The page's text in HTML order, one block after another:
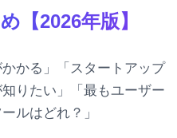
【2026年版】
かる」「スタートアップ
りたい」「最もユーザー
ルはどれ？」